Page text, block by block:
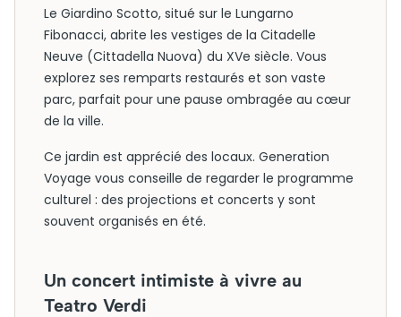
Le Giardino Scotto, situé sur le Lungarno
Fibonacci, abrite les vestiges de la Citadelle
Neuve (Cittadella Nuova) du XVe siècle. Vous
explorez ses remparts restaurés et son vaste
parc, parfait pour une pause ombragée au cœur
de la ville.
Ce jardin est apprécié des locaux. Generation
Voyage vous conseille de regarder le programme
culturel : des projections et concerts y sont
souvent organisés en été.
Un concert intimiste à vivre au
Teatro Verdi